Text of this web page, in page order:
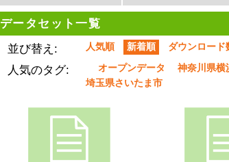
データセット一覧
並び替え: 人気順 新着順 ダウンロード
人気のタグ: オープンデータ 神奈川県横
埼玉県さいたま市